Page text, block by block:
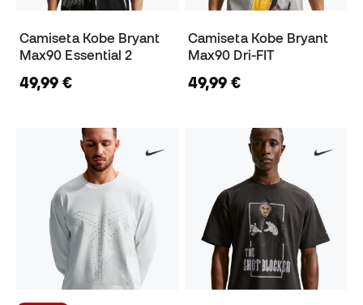
Camiseta Kobe Bryant
Max90 Essential 2
49,99 €
Camiseta Kobe Bryant
Max90 Dri-FIT
49,99 €